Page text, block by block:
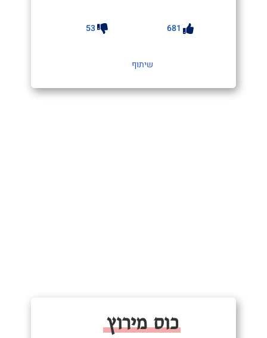
681
53
שיתוף
כוס מירוץ